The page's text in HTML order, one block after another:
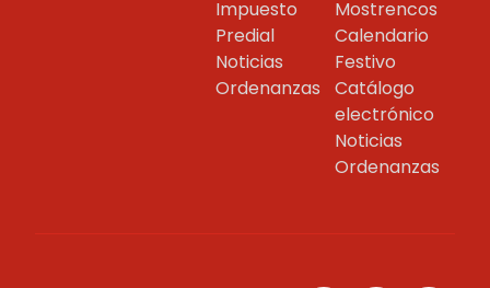
Impuesto
Predial
Noticias
Ordenanzas
Mostrencos
Calendario
Festivo
Catálogo
electrónico
Noticias
Ordenanzas